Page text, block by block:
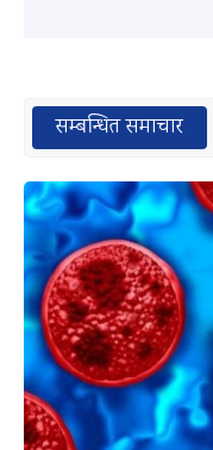
सम्बन्धित समाचार